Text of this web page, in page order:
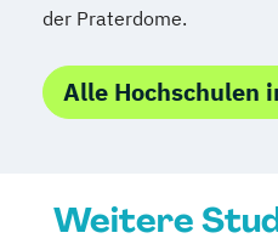
der Praterdome.
Alle Hochschulen
Weitere